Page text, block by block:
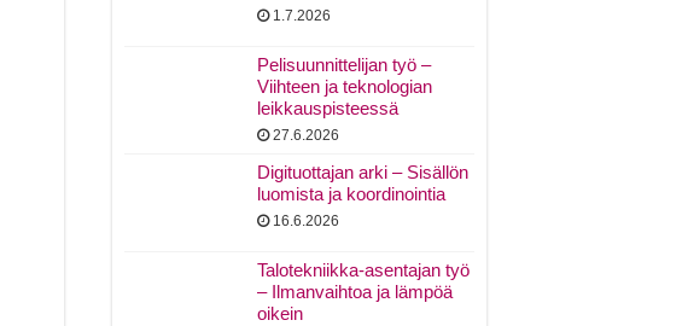
1.7.2026
Pelisuunnittelijan työ –
Viihteen ja teknologian
leikkauspisteessä
27.6.2026
Digituottajan arki – Sisällön
luomista ja koordinointia
16.6.2026
Talotekniikka-asentajan työ
– Ilmanvaihtoa ja lämpöä
oikein